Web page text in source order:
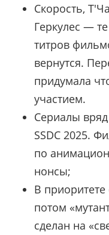
Скорость,
Геркулес —
титров
вернутся.
придумала
участием.
Сериалы
SSDC 2025.
по
нонсы;
В
потом
сделан на